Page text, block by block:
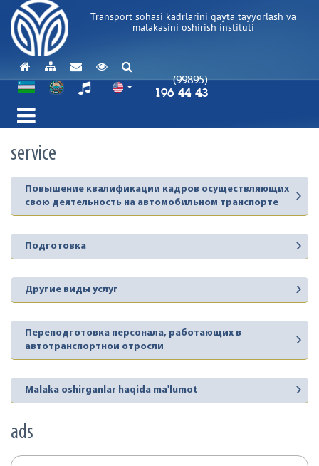
Transport sohasi kadrlarini qayta tayyorlash va
malakasini oshirish instituti
(99895)
196 44 43
service
Повышение квалификации кадров осуществляющих
свою деятельность на автомобильном транспорте
Подготовка
Другие виды услуг
Переподготовка персонала, работающих в
автотранспортной отросли
Malaka oshirganlar haqida ma'lumot
ads